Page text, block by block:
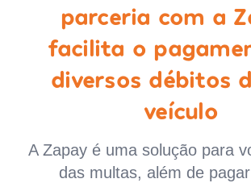
parceria com a
facilita o
diversos débitos
veículo
A Zapay é uma solução para
das multas, além de